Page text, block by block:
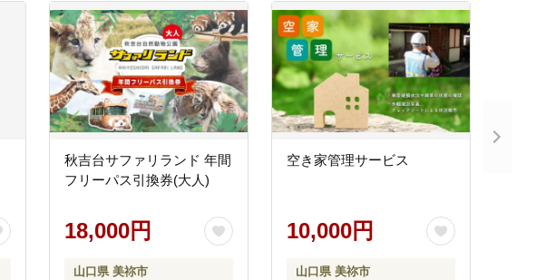
秋吉台サファリランド 年間
フリーパス引換券(大人)
18,000円
山口県 美祢市
空き家管理サービス
10,000円
山口県 美祢市